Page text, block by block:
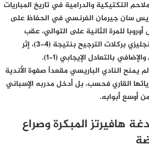
التكتيكية والدرامية في تاريخ المباريات
سان جيرمان الفرنسي في الحفاظ على
للمرة الثانية على التوالي، عقب
تفوقه على أرسنال الإنجليزي بركلات الترجيح بنتيجة (4-3)، إثر
بالتعادل الإيجابي (1-1).
يمنح النادي الباريسي مقعداً صفوة الأندية
القاري فحسب، بل أدخل مدربه الإسباني
أوسع أبوابه.
هافيرتز المبكرة وصراع